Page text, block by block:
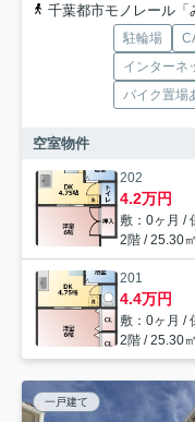
千葉都市モノレール
駐輪場
インターネ
バイク置場
空室物件
202
4.2万円
敷：0ヶ月 /
2階 / 25.30
201
4.4万円
敷：0ヶ月 /
2階 / 25.30
一戸建て